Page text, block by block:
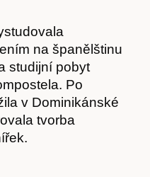
na španělštinu
studijní pobyt
Po
v Dominikánské
tvorba